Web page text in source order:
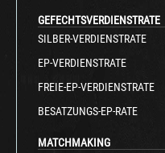
GEFECHTSVERDIENSTRATE
SILBER-VERDIENSTRATE
EP-VERDIENSTRATE
FREIE-EP-VERDIENSTRATE
BESATZUNGS-EP-RATE
MATCHMAKING